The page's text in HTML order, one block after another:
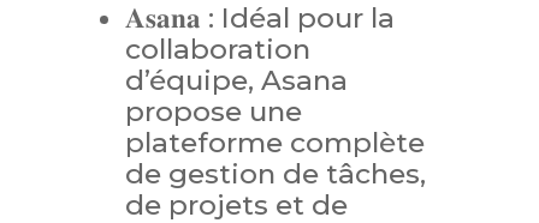
𝐀𝐬𝐚𝐧𝐚 : Idéal pour la
collaboration
d’équipe, Asana
propose une
plateforme complète
de gestion de tâches,
de projets et de